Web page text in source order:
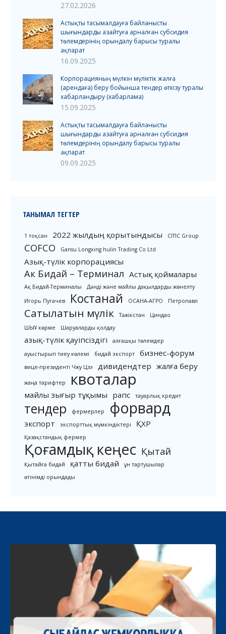
27.02.2026
Астықты тасымалдауға байланысты
шығындарды азайтуға арналған субсидия
төлемдерінің орындалу барысы туралы
ақпарат
16.09.2025
Корпорацияның мүлкін мүліктік жалға
(арендаға) беру бойынша тендер өткізу туралы
хабарландыру (хабарлама)
15.09.2025
Астықты тасымалдауға байланысты
шығындарды азайтуға арналған субсидия
төлемдерінің орындалу барысы туралы
ақпарат
09.09.2025
ТАНЫМАЛ ТЕГТЕР
1 тоқсан 2022 жылдың қорытындысы CITIC Group
COFCO Gansu Longxing hulin Trading Co Ltd
Азық-түлік корпорациясы
Ак Бидай – Терминал Астық қоймалары
Ақ Бидай-Терминалы
Дәнді және майлы дақылдарды жөнелту
Игорь Пугачев
Костанай ОСАНА-АГРО Петропавл
Сатылатын мүлік Тәжікстан
Циндао
ШЫҰ көрме
Шаруаларды қолдау
азық-түлік қауіпсіздігі
алғашқы төлемдер
ауыстырып тиеу көлемі
бидай экспорт бизнес-форум
вице-президенті Чжу Цзэ дивидендтер жалға беру
жаңа тарифтер квоталар
майлы зығыр тұқымы рапс тауарлық кредит
тендер фермерлер форвард
экспорт экспорттық мүмкіндіктері ҚХР
Қазақстандық фермер
Қоғамдық кеңес Қытай
Қытайға бидай қатты бидай
ұн тартушылар
өтінімді орындады